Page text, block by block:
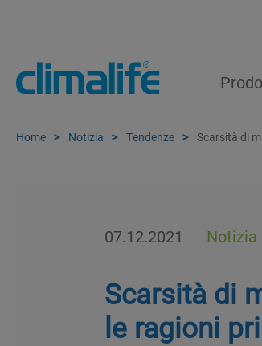
Home Notizia Tendenze Scarsità di
07.12.2021 Notizia
Scarsità di
le ragioni